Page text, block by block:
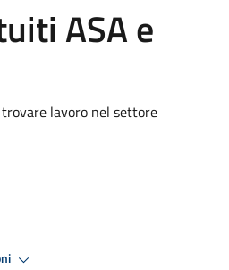
ASA e
lavoro nel settore